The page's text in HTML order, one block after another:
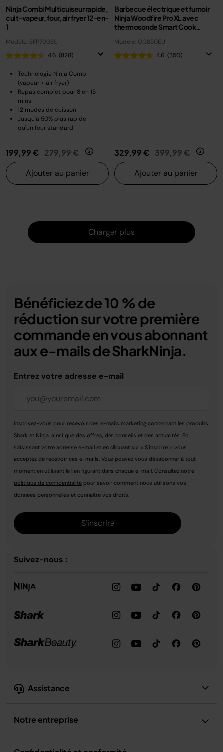
Ninja Combi Multicuiseur rapide,
cuit-vapeur, four, air fryer 12-en-
1
Modèle: SFP700EU
4.6 (828)
Technologie Ninja Combi
(vapeur + air fryer)
Repas complet pour 8 en 15
mins
12 modes de cuisson
Jusqu'à 50% plus rapide
qu'un four standard
199,99 € Prix réduit de
279,99 € au
Ajouter au panier
Barbecue électrique et fumoir
Ninja Woodfire Pro XL avec
thermosonde Smart Cook
Modèle: OG850EU
4.6 (350)
329,99 € Prix réduit de
399,99 € au
Ajouter au panier
Charger plus
Assistance
Notre entreprise
Bénéficiez de 10 % de
réduction sur votre première
commande en vous abonnant
aux e-mails de SharkNinja.
Entrez votre adresse e-mail
Inscrivez-vous pour recevoir des e-mails marketing concernant les produits
Shark et Ninja, ainsi que des offres, des conseils et des actualités. En
saisissant votre adresse e-mail et en cliquant sur « S'inscrire », vous
acceptez de recevoir ces e-mails. Vous pouvez vous désabonner à tout
moment en utilisant le lien figurant dans chaque e-mail. Consultez notre
politique de confidentialité pour savoir comment nous utilisons vos
données personnelles et connaître vos droits.
S'inscrire
Suivez-nous :